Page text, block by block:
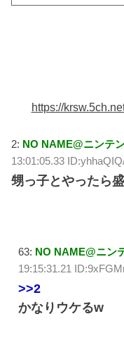
https://
2: NO NAME@ニンテ
13:01:05.33
甥っ子とやったら
63: NO NAME@ニン
19:15:31.21
>>2
かなりウケるw